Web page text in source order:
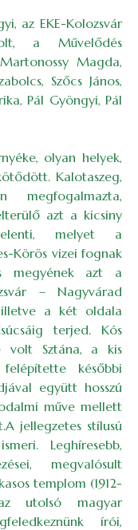
az EKE-Kolozsvár
a Művelődés
Magda,
Szőcs János,
Pál Gyöngyi, Pál
olyan helyek,
Kalotaszeg,
megfogalmazta,
azt a kicsiny
melyet a
Körös vizei fognak
megyének azt a
– Nagyvárad
a két oldala
terjed. Kós
volt Sztána, a kis
későbbi
együtt hosszú
műve mellett
jellegzetes stílusú
Leghíresebb,
megvalósult
templom (1912-
utolsó magyar
írói,